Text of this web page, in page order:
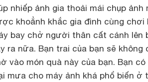
nhiếp ảnh gia thoải mái chụp
khoẳnh khắc gia đình cùng chơi
bay chở người thân cất cánh lên
ra nữa. Bạn trai của bạn sẽ
vào món quà này của bạn. Bạn
mưa cho máy ảnh khá phổ biến ở